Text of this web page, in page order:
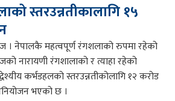
स्तरउन्नतीकालागि १५
। नेपालकै महत्वपूर्ण रंगशलाको रुपमा रहेको
नारायणी रंगशालाको र त्याहा रहेको
कर्भडहलको स्तरउन्नतीकोलागि १२ करोड
भएको छ ।